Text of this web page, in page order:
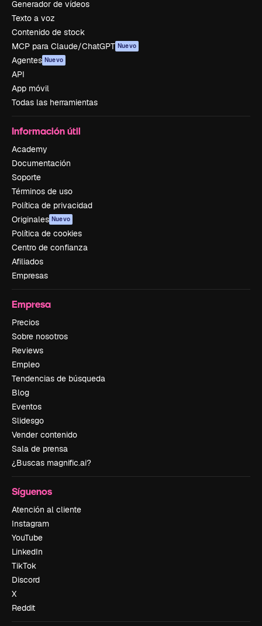
Generador de vídeos
Texto a voz
Contenido de stock
MCP para Claude/ChatGPT Nuevo
Agentes Nuevo
API
App móvil
Todas las herramientas
Información útil
Academy
Documentación
Soporte
Términos de uso
Política de privacidad
Originales Nuevo
Política de cookies
Centro de confianza
Afiliados
Empresas
Empresa
Precios
Sobre nosotros
Reviews
Empleo
Tendencias de búsqueda
Blog
Eventos
Slidesgo
Vender contenido
Sala de prensa
¿Buscas magnific.ai?
Síguenos
Atención al cliente
Instagram
YouTube
LinkedIn
TikTok
Discord
X
Reddit